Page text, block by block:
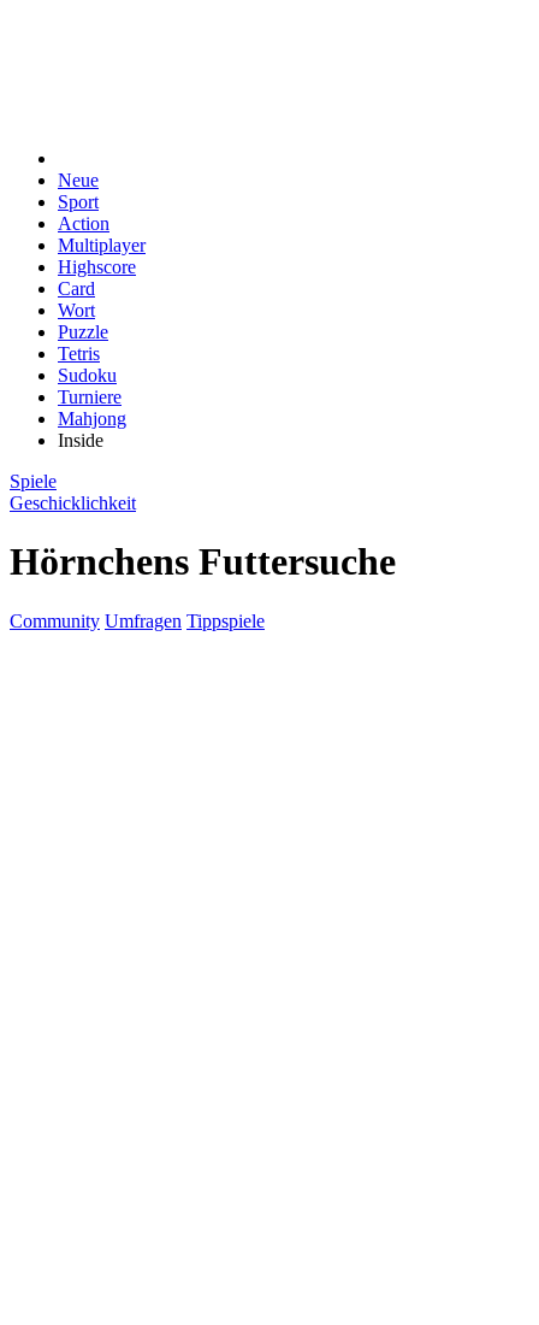
Neue
Sport
Action
Multiplayer
Highscore
Card
Wort
Puzzle
Tetris
Sudoku
Turniere
Mahjong
Inside
Spiele
Geschicklichkeit
Hörnchens Futtersuche
Community Umfragen Tippspiele